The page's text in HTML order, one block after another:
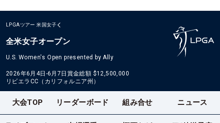
LPGAツアー 米国女子
全米女子オープン
U.S. Women's Open presented by Ally
2026年6月4日-6月7日 賞金総額 $12,500,000
リビエラCC（カリフォルニア州）
大会TOP リーダーボード 組み合せ ニュース